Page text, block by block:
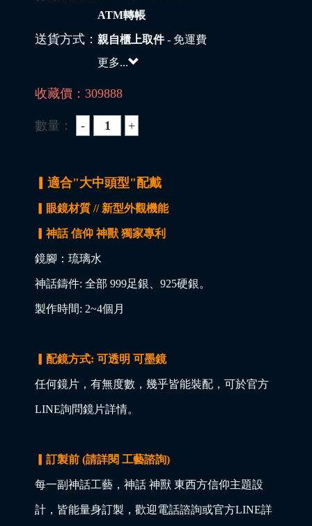
ATM轉帳
送貨方式： 親自櫃上取件- 免運費
更多...
收藏價： 309888
數量：
▎適合"大中頭型"配戴
▎眼鏡材質 // 新型外觀機能
▎神話 信仰 神獸 獨家專利
鏡腳：琉璃水
神話鑄件: 全部 999足銀、925硬銀。
製作時間: 2~4個月
▎配鏡方式: 可透明 可墨鏡
任何鏡片，有無度數，幾乎皆能裝配，可於官方
LINE詢問鏡片詳情。
▎訂製前 (請詳閱 工藝諮詢)
每一副神話工藝，神話 神獸 東西方信仰主題設
計，皆能量身訂製，歡迎電話諮詢或官方LINE詳